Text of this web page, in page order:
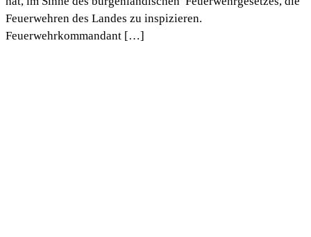
Feuerwehren des Landes zu inspizieren.
Feuerwehrkommandant […]